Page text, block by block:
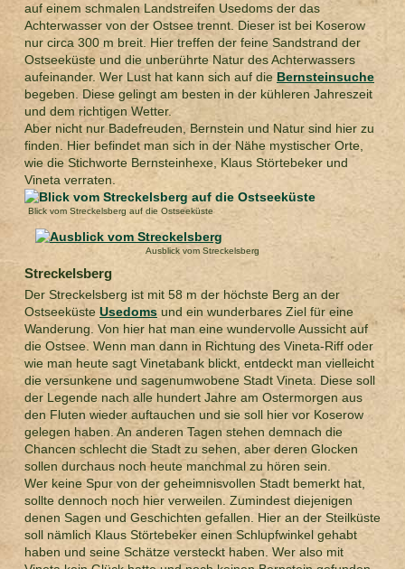
auf einem schmalen Landstreifen Usedoms der das
Achterwasser von der Ostsee trennt. Dieser ist bei Koserow
nur circa 300 m breit. Hier treffen der feine Sandstrand der
Ostseeküste und die unberührte Natur des Achterwassers
aufeinander. Wer Lust hat kann sich auf die Bernsteinsuche
begeben. Diese gelingt am besten in der kühleren Jahreszeit
und dem richtigen Wetter.
Aber nicht nur Badefreuden, Bernstein und Natur sind hier zu
finden. Hier befindet man sich in der Nähe mystischer Orte,
wie die Stichworte Bernsteinhexe, Klaus Störtebeker und
Vineta verraten.
Blick vom Streckelsberg auf die Ostseeküste
Ausblick vom Streckelsberg
Streckelsberg
Der Streckelsberg ist mit 58 m der höchste Berg an der
Ostseeküste Usedoms und ein wunderbares Ziel für eine
Wanderung. Von hier hat man eine wundervolle Aussicht auf
die Ostsee. Wenn man dann in Richtung des Vineta-Riff oder
wie man heute sagt Vinetabank blickt, entdeckt man vielleicht
die versunkene und sagenumwobene Stadt Vineta. Diese soll
der Legende nach alle hundert Jahre am Ostermorgen aus
den Fluten wieder auftauchen und sie soll hier vor Koserow
gelegen haben. An anderen Tagen stehen demnach die
Chancen schlecht die Stadt zu sehen, aber deren Glocken
sollen durchaus noch heute manchmal zu hören sein.
Wer keine Spur von der geheimnisvollen Stadt bemerkt hat,
sollte dennoch noch hier verweilen. Zumindest diejenigen
denen Sagen und Geschichten gefallen. Hier an der Steilküste
soll nämlich Klaus Störtebeker einen Schlupfwinkel gehabt
haben und seine Schätze versteckt haben. Wer also mit